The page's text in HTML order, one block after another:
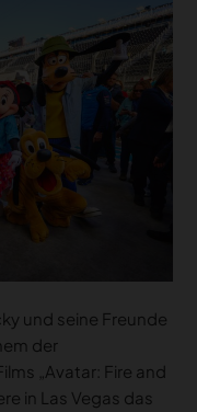
und seine Freunde
der
„Avatar: Fire and
in Las Vegas das